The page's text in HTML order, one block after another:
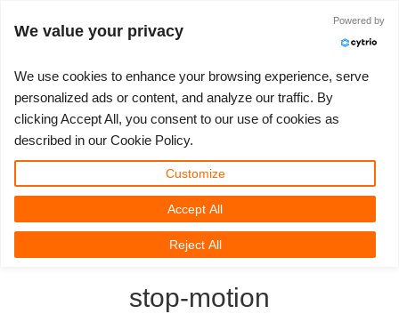
チケット
Show Tickets
マイREBUS
ControlCenter
Unlimited Render
3D ARTIST OF THE YEAR
2023
2021
コンペティション
Creative 3D Lab. Challenge
Memories Challenge
Summer Vibes 3D Challenge
コミュニティ
ブログ
RebusArt
サポート
使い方の手引き
チュートリアル
サポート問い合わせ先
価格
価格＆値引き
無制限レンダーレンタル
３Ｄソフトウェア
3ds Max
Maya
さあ、始めましょう
クイックスタートガイド
ダウンロード ソフトウェア
TeamManager
ログイン
RebusFarm News
3D Community
3D Film News
stop-motion
We value your privacy
Powered by
We use cookies to enhance your browsing experience, serve
personalized ads or content, and analyze our traffic. By
clicking Accept All, you consent to our use of cookies as
described in our Cookie Policy.
Customize
Reject All
Accept All